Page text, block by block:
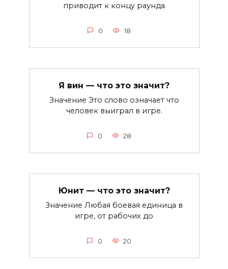
приводит к концу раунда
0 18
Я вин — что это значит?
Значение Это слово означает что
человек выиграл в игре.
0 28
Юнит — что это значит?
Значение Любая боевая единица в
игре, от рабочих до
0 20